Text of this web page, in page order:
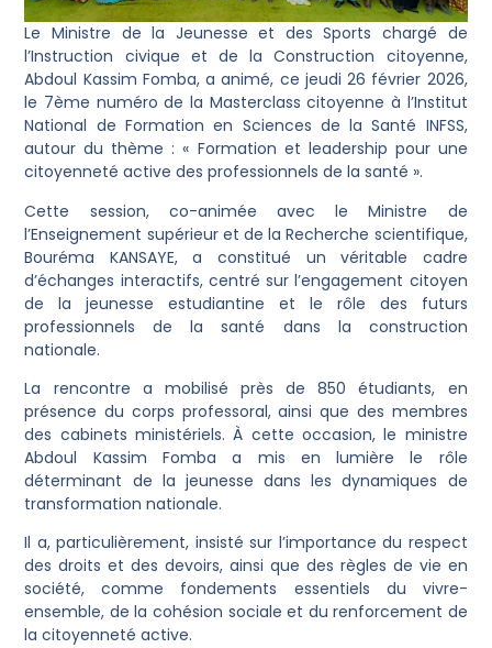
Le Ministre de la Jeunesse et des Sports chargé de
l’Instruction civique et de la Construction citoyenne,
Abdoul Kassim Fomba, a animé, ce jeudi 26 février 2026,
le 7ème numéro de la Masterclass citoyenne à l’Institut
National de Formation en Sciences de la Santé INFSS,
autour du thème : « Formation et leadership pour une
citoyenneté active des professionnels de la santé ».
Cette session, co-animée avec le Ministre de
l’Enseignement supérieur et de la Recherche scientifique,
Bouréma KANSAYE, a constitué un véritable cadre
d’échanges interactifs, centré sur l’engagement citoyen
de la jeunesse estudiantine et le rôle des futurs
professionnels de la santé dans la construction
nationale.
La rencontre a mobilisé près de 850 étudiants, en
présence du corps professoral, ainsi que des membres
des cabinets ministériels. À cette occasion, le ministre
Abdoul Kassim Fomba a mis en lumière le rôle
déterminant de la jeunesse dans les dynamiques de
transformation nationale.
Il a, particulièrement, insisté sur l’importance du respect
des droits et des devoirs, ainsi que des règles de vie en
société, comme fondements essentiels du vivre-
ensemble, de la cohésion sociale et du renforcement de
la citoyenneté active.